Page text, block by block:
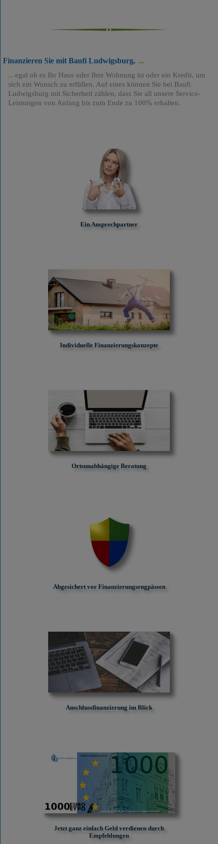
Finanzieren Sie mit Baufi Ludwigsburg,
egal ob es Ihr Haus oder Ihre Wohnung ist oder ein Kredit, um
sich ein Wunsch zu erfüllen. Auf eines können Sie bei Baufi
Ludwigsburg mit Sicherheit zählen, dass Sie all unsere Service-
Leistungen von Anfang bis zum Ende zu 100% erhalten.
Ein Ansprechpartner
Individuelle Finanzierungskonzepte
Ortsunabhängige Beratung
Abgesichert vor Finanzierungs­engpässen
Anschlussfinanzierung im Blick
Jetzt ganz einfach Geld verdienen durch
Empfehlungen